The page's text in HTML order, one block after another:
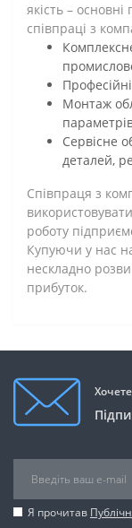
якість –
співпраці з
Монтаж
Сервісне
деталей,
Співпраця з
роботу
Купуючи у нас
нескладно
прибуток.
Я прочитав